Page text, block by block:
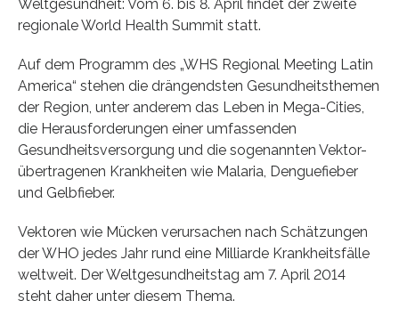
Weltgesundheit: Vom 6. bis 8. April findet der zweite
regionale World Health Summit statt.
Auf dem Programm des „WHS Regional Meeting Latin
America“ stehen die drängendsten Gesundheitsthemen
der Region, unter anderem das Leben in Mega-Cities,
die Herausforderungen einer umfassenden
Gesundheitsversorgung und die sogenannten Vektor-
übertragenen Krankheiten wie Malaria, Denguefieber
und Gelbfieber.
Vektoren wie Mücken verursachen nach Schätzungen
der WHO jedes Jahr rund eine Milliarde Krankheitsfälle
weltweit. Der Weltgesundheitstag am 7. April 2014
steht daher unter diesem Thema.